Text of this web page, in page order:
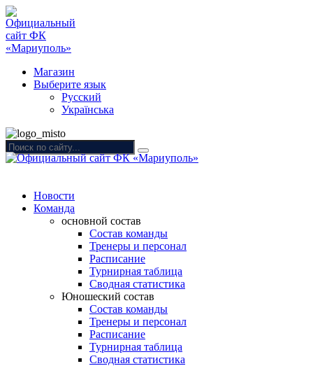
Магазин
Выберите язык
Русский
Українська
Новости
Команда
основной состав
Состав команды
Тренеры и персонал
Расписание
Турнирная таблица
Сводная статистика
Юношеский состав
Состав команды
Тренеры и персонал
Расписание
Турнирная таблица
Сводная статистика